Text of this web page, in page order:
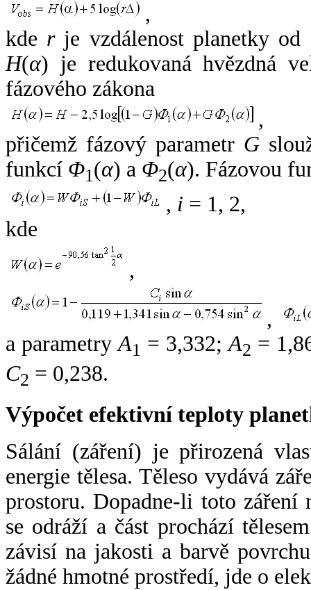
,
kde rje vzdálenost planetky od
H(α) je redukovaná hvězdná
fázového zákona
,
přičemž fázový parametr G
funkcí Φ1(α) a Φ2(α). Fázovou
, i = 1, 2,
kde
,
,
a parametryA1 = 3,332;A2 =
C2 = 0,238.
Výpočet efektivní teploty
Sálání (záření) je přirozená
energie tělesa. Těleso vydává
prostoru. Dopadne-li toto záření
se odráží a část prochází
závisí na jakosti a barvě
žádné hmotné prostředí, jde o